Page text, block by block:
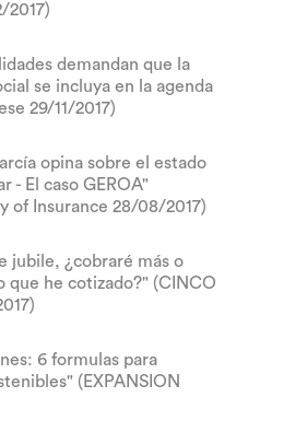
2017)
demandan que la
se incluya en la agenda
29/11/2017)
opina sobre el estado
- El caso GEROA"
of Insurance 28/08/2017)
jubile, ¿cobraré más o
que he cotizado?" (CINCO
6 formulas para
(EXPANSION